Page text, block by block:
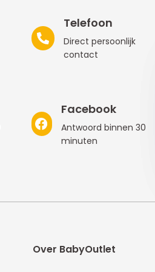
Telefoon
Direct persoonlijk
contact
Facebook
Antwoord binnen 30
minuten
Over BabyOutlet